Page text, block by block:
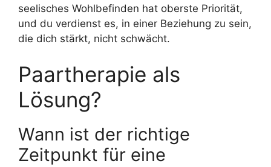
seelisches Wohlbefinden hat oberste Priorität,
und du verdienst es, in einer Beziehung zu sein,
die dich stärkt, nicht schwächt.
Paartherapie als
Lösung?
Wann ist der richtige
Zeitpunkt für eine